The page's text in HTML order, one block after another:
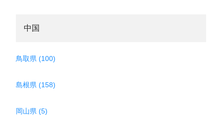
中国
鳥取県 (100)
島根県 (158)
岡山県 (5)